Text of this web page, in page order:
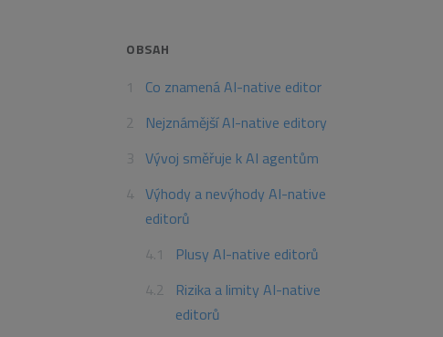
OBSAH
Co znamená AI-native editor
Nejznámější AI-native editory
Vývoj směřuje k AI agentům
Výhody a nevýhody AI-native
editorů
Plusy AI-native editorů
Rizika a limity AI-native
editorů